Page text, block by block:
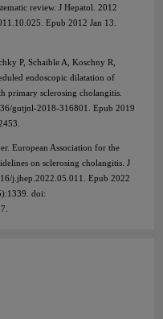
review. J Hepatol. 2012
Epub 2012 Jan 13.
P, Schaible A, Koschny R,
endoscopic dilatation of
primary sclerosing cholangitis.
gutjnl-2018-316801. Epub 2019
European Association for the
on sclerosing cholangitis. J
j.jhep.2022.05.011. Epub 2022
doi: